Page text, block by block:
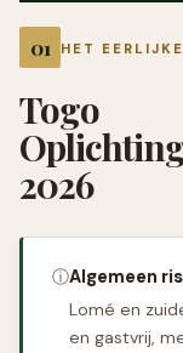
HET
Togo
2026
ⓘAlgemeen
Lomé en
en gastvrij,